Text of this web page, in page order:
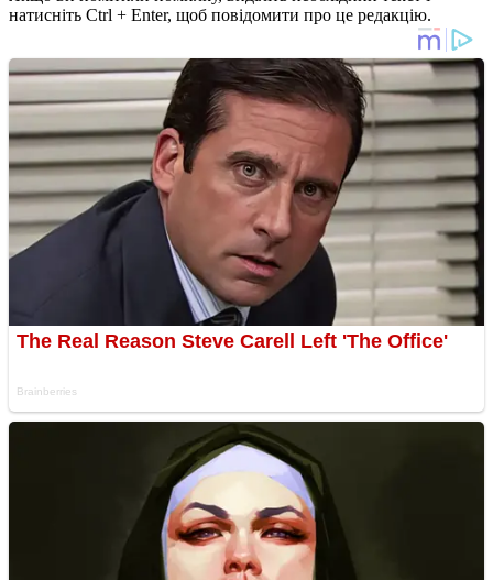
натисніть Ctrl + Enter, щоб повідомити про це редакцію.